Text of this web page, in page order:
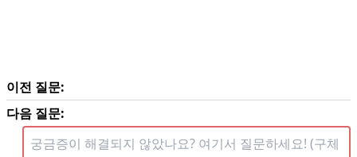
이전 질문:
다음 질문: